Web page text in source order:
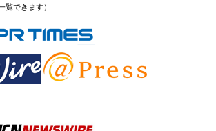
覧できます）